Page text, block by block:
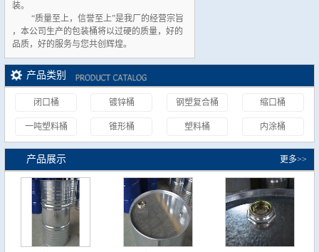
装。
“质量至上，信誉至上”是我厂的经营宗旨
，本公司生产的包装桶将以过硬的质量，好的
品质，好的服务与您共创辉煌。
产品类别
闭口桶 镀锌桶 钢塑复合桶 缩口桶
一吨塑料桶 锥形桶 塑料桶 内涂桶
产品展示 更多>>